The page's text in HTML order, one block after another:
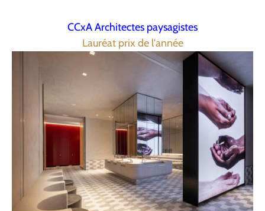
CCxA Architectes paysagistes
Lauréat prix de l'année